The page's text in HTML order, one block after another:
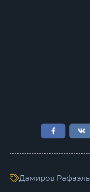
Дамиров Рафаэль